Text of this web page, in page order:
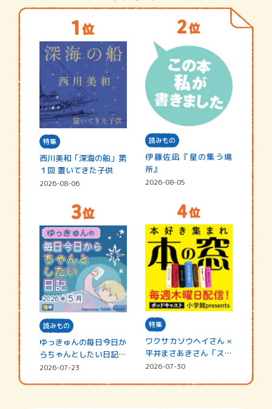
特集
西川美和「深海の船」第
１回 置いてきた子供
2026-08-06
読みもの
伊藤佐凪『星の集う場
所』
2026-08-05
読みもの
ゆっきゅんの毎日今日か
らちゃんとしたい日記
☆202…
2026-07-23
特集
ワクサカソウヘイさん ×
平井まさあきさん「スペ
シャ…
2026-07-30